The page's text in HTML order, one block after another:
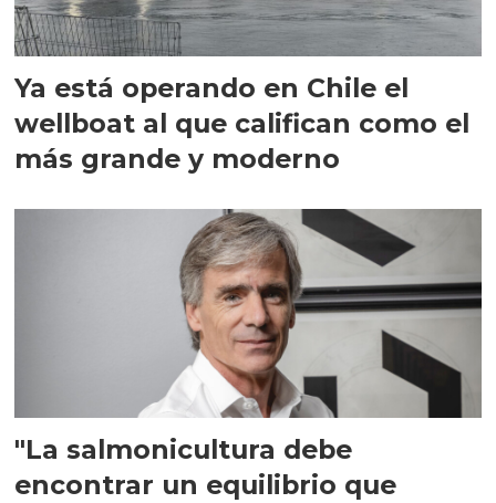
Ya está operando en Chile el
wellboat al que califican como el
más grande y moderno
"La salmonicultura debe
encontrar un equilibrio que